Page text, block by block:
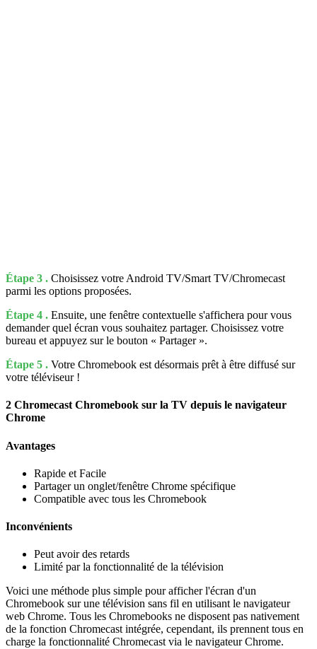
Étape 3 . Choisissez votre Android TV/Smart TV/Chromecast
parmi les options proposées.
Étape 4 . Ensuite, une fenêtre contextuelle s'affichera pour vous
demander quel écran vous souhaitez partager. Choisissez votre
bureau et appuyez sur le bouton « Partager ».
Étape 5 . Votre Chromebook est désormais prêt à être diffusé sur
votre téléviseur !
2 Chromecast Chromebook sur la TV depuis le navigateur
Chrome
Avantages
Rapide et Facile
Partager un onglet/fenêtre Chrome spécifique
Compatible avec tous les Chromebook
Inconvénients
Peut avoir des retards
Limité par la fonctionnalité de la télévision
Voici une méthode plus simple pour afficher l'écran d'un
Chromebook sur une télévision sans fil en utilisant le navigateur
web Chrome. Tous les Chromebooks ne disposent pas nativement
de la fonction Chromecast intégrée, cependant, ils prennent tous en
charge la fonctionnalité Chromecast via le navigateur Chrome.